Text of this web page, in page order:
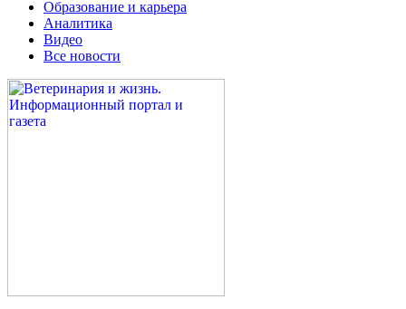
Образование и карьера
Аналитика
Видео
Все новости